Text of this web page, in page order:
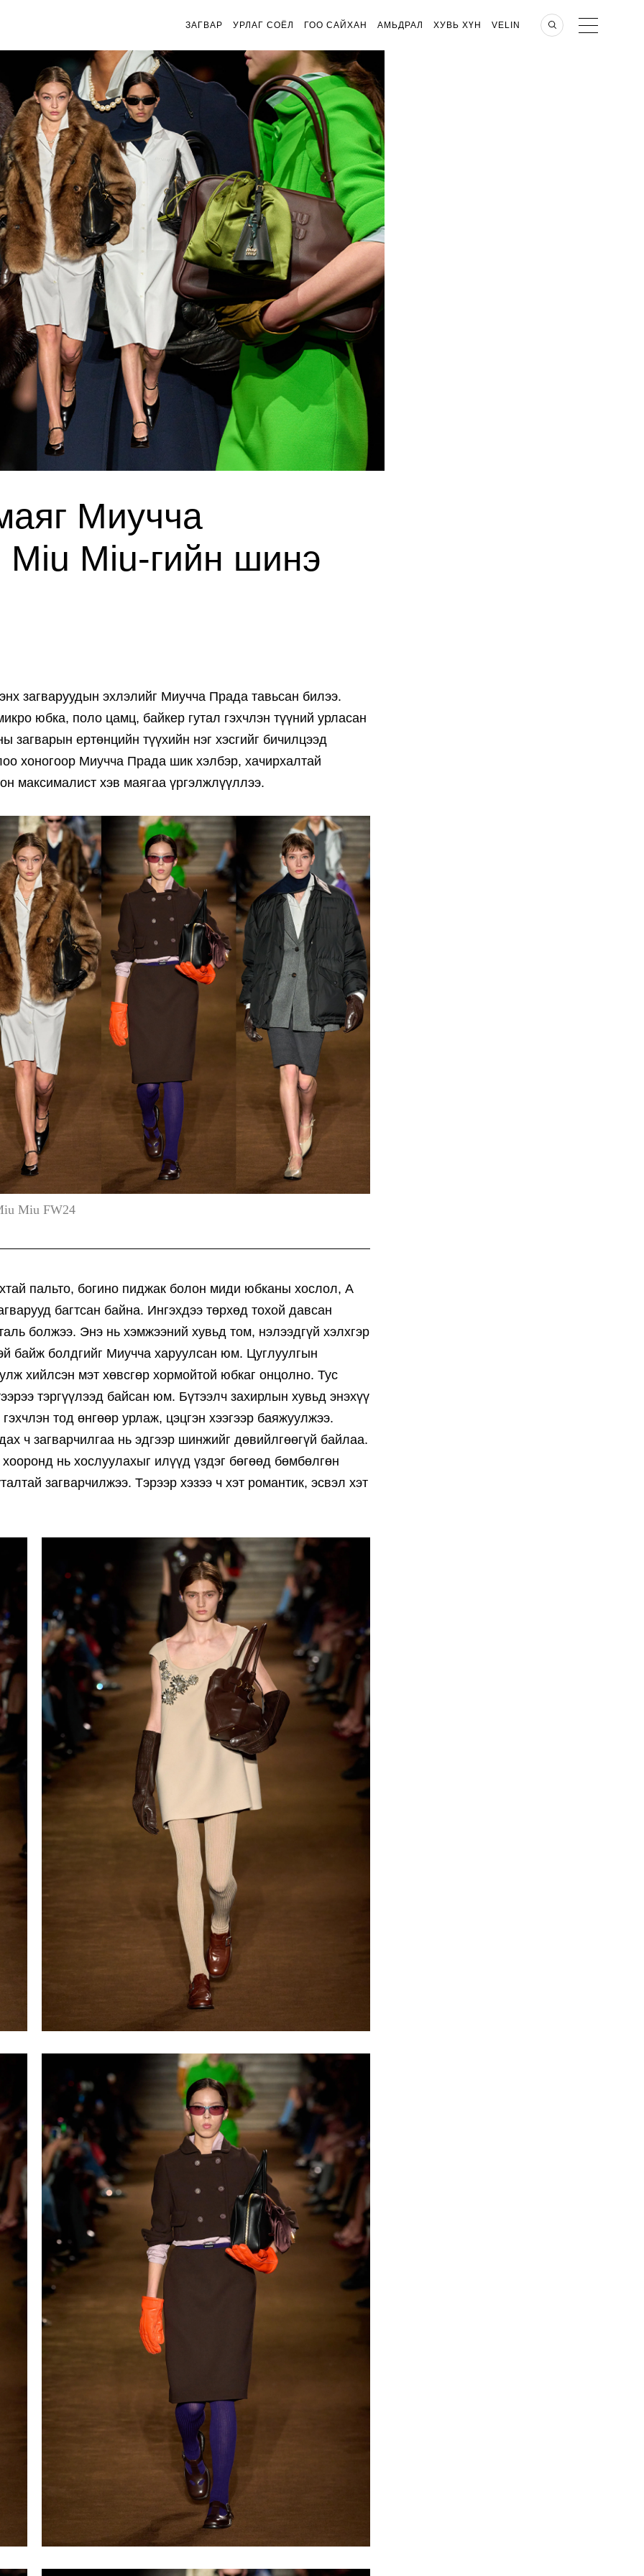
ЗАГВАР УРЛАГ СОЁЛ ГОО САЙХАН АМЬДРАЛ ХУВЬ ХҮН VELIN
Миучча
Miu-гийн шинэ
загваруудын эхлэлийг Миучча Прада тавьсан билээ.
юбка, поло цамц, байкер гутал гэхчлэн түүний урласан
загварын ертөнцийн түүхийн нэг хэсгийг бичилцээд
хоногоор Миучча Прада шик хэлбэр, хачирхалтай
максималист хэв маягаа үргэлжлүүллээ.
Miu FW24
пальто, богино пиджак болон миди юбканы хослол, А
багтсан байна. Ингэхдээ төрхөд тохой давсан
болжээ. Энэ нь хэмжээний хувьд том, нэлээдгүй хэлхгэр
байж болдгийг Миучча харуулсан юм. Цуглуулгын
хийлсэн мэт хөвсгөр хормойтой юбкаг онцолно. Тус
тэргүүлээд байсан юм. Бүтээлч захирлын хувьд энэхүү
тод өнгөөр урлаж, цэцгэн хээгээр баяжуулжээ.
ч загварчилгаа нь эдгээр шинжийг дөвийлгөөгүй байлаа.
нь хослуулахыг илүүд үздэг бөгөөд бөмбөлгөн
загварчилжээ. Тэрээр хэзээ ч хэт романтик, эсвэл хэт